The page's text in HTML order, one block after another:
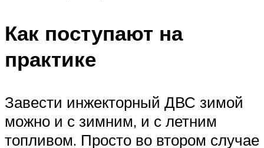
Как поступают на
практике
Завести инжекторный ДВС зимой
можно и с зимним, и с летним
топливом. Просто во втором случае